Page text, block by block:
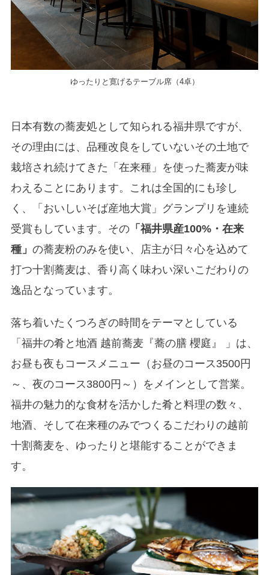
ゆったりと寛げるテーブル席（4卓）
日本有数の蕎麦処として知られる福井県ですが、
その理由には、品種改良をしていないその土地で
栽培され続けてきた「在来種」を使った蕎麦が味
わえることにあります。これは全国的にも珍し
く、「おいしいそば産地大賞」グランプリを連続
受賞もしています。その「福井県産100%・在来
種」 の蕎麦粉のみを使い、店主が日々心を込めて
打つ十割蕎麦は、香り高く味わい深いこだわりの
逸品となっています。
落ち着いたくつろぎの時間をテーマとしている
「福井の肴と地酒 越前蕎麦『蕎の膳 櫻庭』 」は、
お昼も夜もコースメニュー（お昼のコース3500円
～、夜のコース3800円～）をメインとして営業。
福井の魅力的な食材を活かした肴と料理の数々、
地酒、そして在来種のみでつくるこだわりの越前
十割蕎麦を、ゆったりと堪能することができま
す。